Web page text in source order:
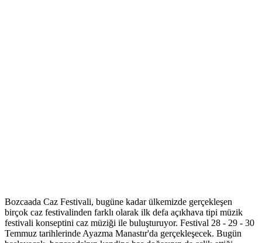
Bozcaada Caz Festivali, bugüne kadar ülkemizde gerçekleşen
birçok caz festivalinden farklı olarak ilk defa açıkhava tipi müzik
festivali konseptini caz müziği ile buluşturuyor. Festival 28 - 29 - 30
Temmuz tarihlerinde Ayazma Manastır'da gerçekleşecek. Bugün